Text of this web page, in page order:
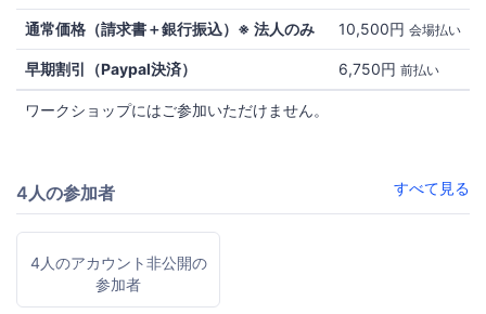
通常価格（請求書＋銀行振込）※ 法人のみ 10,500円 会場払い
早期割引（Paypal決済） 6,750円 前払い
ワークショップにはご参加いただけません。
4人の参加者 すべて見る
4人のアカウント非公開の
参加者